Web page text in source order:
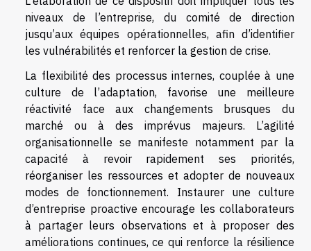
niveaux de l’entreprise, du comité de direction
jusqu’aux équipes opérationnelles, afin d’identifier
les vulnérabilités et renforcer la gestion de crise.
La flexibilité des processus internes, couplée à une
culture de l’adaptation, favorise une meilleure
réactivité face aux changements brusques du
marché ou à des imprévus majeurs. L’agilité
organisationnelle se manifeste notamment par la
capacité à revoir rapidement ses priorités,
réorganiser les ressources et adopter de nouveaux
modes de fonctionnement. Instaurer une culture
d’entreprise proactive encourage les collaborateurs
à partager leurs observations et à proposer des
améliorations continues, ce qui renforce la résilience